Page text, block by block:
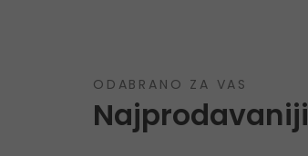
ODABRANO ZA VAS